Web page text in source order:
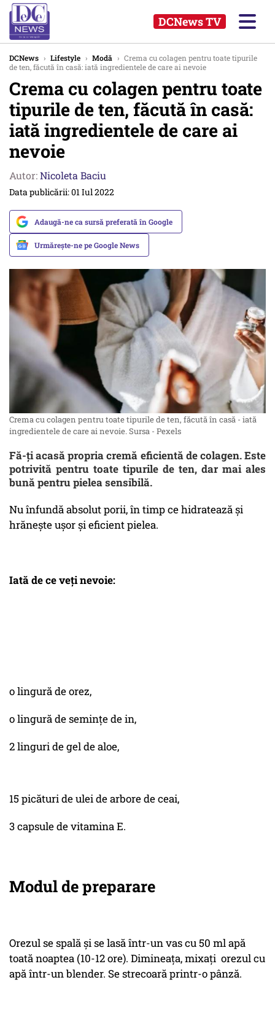
DCNews TV
DCNews › Lifestyle › Modă › Crema cu colagen pentru toate tipurile
de ten, făcută în casă: iată ingredientele de care ai nevoie
Crema cu colagen pentru toate
tipurile de ten, făcută în casă:
iată ingredientele de care ai
nevoie
Autor:Nicoleta Baciu
Data publicării: 01 Iul 2022
Adaugă-ne ca sursă preferată în Google
Urmărește-ne pe Google News
Crema cu colagen pentru toate tipurile de ten, făcută în casă - iată
ingredientele de care ai nevoie. Sursa - Pexels
Fă-ți acasă propria cremă eficientă de colagen. Este
potrivită pentru toate tipurile de ten, dar mai ales
bună pentru pielea sensibilă.
Nu înfundă absolut porii, în timp ce hidratează și
hrănește ușor și eficient pielea.
Iată de ce veți nevoie:
o lingură de orez,
o lingură de semințe de in,
2 linguri de gel de aloe,
15 picături de ulei de arbore de ceai,
3 capsule de vitamina E.
Modul de preparare
Orezul se spală și se lasă într-un vas cu 50 ml apă
toată noaptea (10-12 ore). Dimineața, mixați orezul cu
apă într-un blender. Se strecoară printr-o pânză.